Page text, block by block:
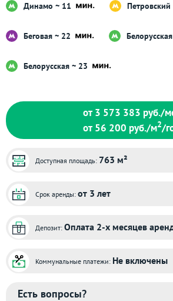
Динамо ~ 11
Беговая ~ 22
Белорусская ~ 23
от 3 573 383 руб./
от 56 200 руб./м2/
Доступная площадь: 763 м²
Срок аренды: от 3 лет
Депозит: Оплата 2-х месяцев
Коммунальные платежи: Не включены
Есть вопросы?